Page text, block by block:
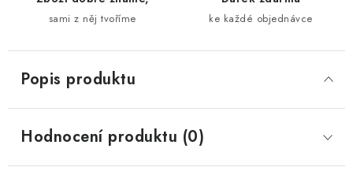
sami z něj tvoříme ke každé objednávce
Popis produktu
Hodnocení produktu (0)